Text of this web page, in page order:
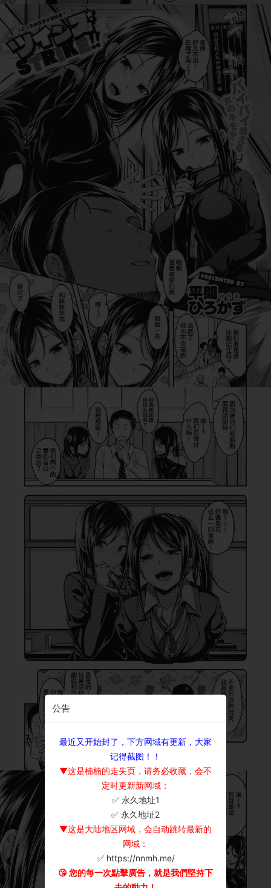
公告
最近又开始封了，下方网域有更新，大家
记得截图！！
▼这是楠楠的走失页，请务必收藏，会不
定时更新新网域：
✅ 永久地址1
✅ 永久地址2
▼这是大陆地区网域，会自动跳转最新的
网域：
✅ https://nnmh.me/
😘 您的每一次點擊廣告，就是我們堅持下